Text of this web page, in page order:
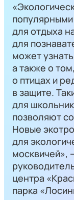
для отдыха
для
может
а также о
о птицах и
в защите.
для
позволяют
Новые
для
москвичей»,
центра
парка